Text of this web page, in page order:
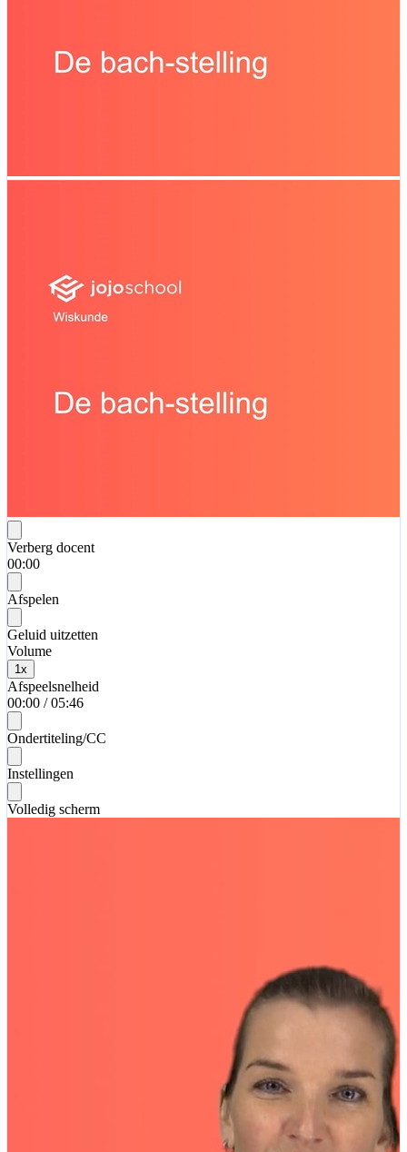
Verberg docent
00:00
Afspelen
Geluid uitzetten
Volume
1x
Afspeelsnelheid
00:00 / 05:46
Ondertiteling/CC
Instellingen
Volledig scherm